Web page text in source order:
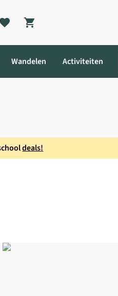
Shopping cart
Wandelen Activiteiten
deals!